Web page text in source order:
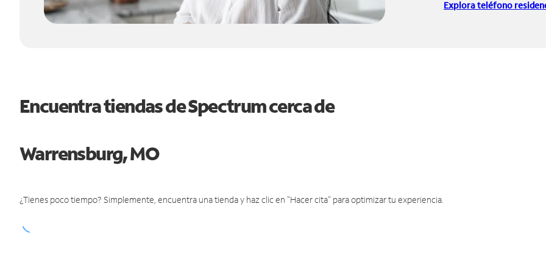
Explora teléfono
Encuentra tiendas de Spectrum cerca de
Warrensburg, MO
¿Tienes poco tiempo? Simplemente, encuentra una tienda y haz clic en "Hacer cita" para optimizar tu experiencia.